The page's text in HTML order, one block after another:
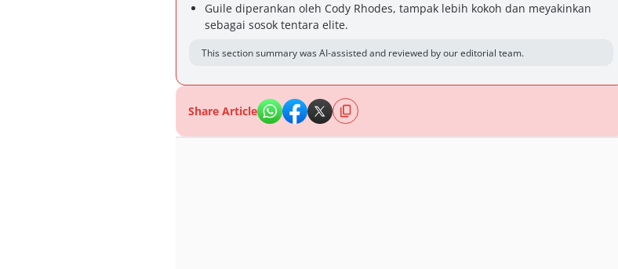
Guile diperankan oleh Cody Rhodes, tampak lebih kokoh dan meyakinkan
sebagai sosok tentara elite.
This section summary was AI-assisted and reviewed by our editorial team.
Share Article